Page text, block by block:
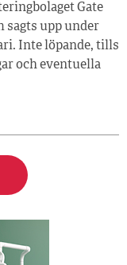
Gate
sagts upp under
Inte löpande, tills
och eventuella